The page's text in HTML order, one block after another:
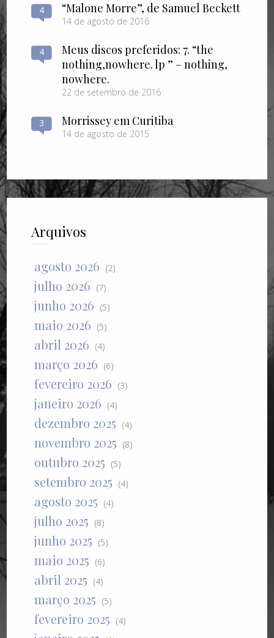
4 “Malone Morre”, de Samuel Beckett
14 de agosto de 2016
4
Meus discos preferidos: 7. “the
nothing​,​nowhere. lp ” – nothing​,​
nowhere.
22 de setembro de 2016
3 Morrissey em Curitiba
14 de agosto de 2015
Arquivos
agosto 2026 (2)
julho 2026 (7)
junho 2026 (5)
maio 2026 (5)
abril 2026 (4)
março 2026 (6)
fevereiro 2026 (3)
janeiro 2026 (4)
dezembro 2025 (4)
novembro 2025 (8)
outubro 2025 (5)
setembro 2025 (4)
agosto 2025 (4)
julho 2025 (8)
junho 2025 (5)
maio 2025 (6)
abril 2025 (4)
março 2025 (5)
fevereiro 2025 (4)